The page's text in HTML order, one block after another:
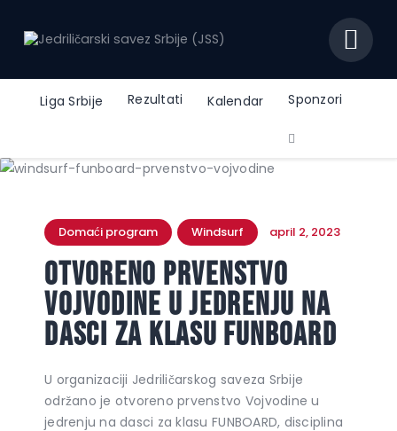
Liga Srbije Rezultati Kalendar Sponzori
Zvanični sajt jedriličarskog saveza Srbije
Istorija
O Savezu
Kontakt
Domaći program Windsurf april 2, 2023
Otvoreno prvenstvo
Vojvodine u jedrenju na
dasci za klasu FUNBOARD
U organizaciji Jedriličarskog saveza Srbije
održano je otvoreno prvenstvo Vojvodine u
jedrenju na dasci za klasu FUNBOARD, disciplina